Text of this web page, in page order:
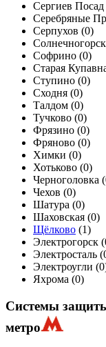
Сергиев Посад
Серебряные
Серпухов (0)
Софрино (0)
Старая
Ступино (0)
Сходня (0)
Талдом (0)
Тучково (0)
Фрязино (0)
Фряново (0)
Химки (0)
Хотьково (0)
Черноголовка (
Чехов (0)
Шатура (0)
Шаховская (0)
Щёлково (1)
Электрогорск (
Электросталь (
Электроугли (0
Яхрома (0)
Системы
метро